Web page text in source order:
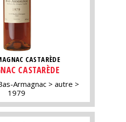
CASTARÈDE
CASTARÈDE
Armagnac
autre
1979